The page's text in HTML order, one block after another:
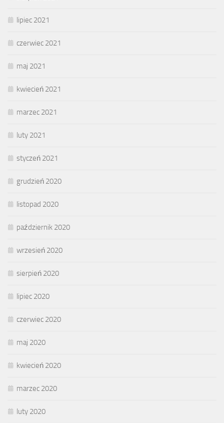
lipiec 2021
czerwiec 2021
maj 2021
kwiecień 2021
marzec 2021
luty 2021
styczeń 2021
grudzień 2020
listopad 2020
październik 2020
wrzesień 2020
sierpień 2020
lipiec 2020
czerwiec 2020
maj 2020
kwiecień 2020
marzec 2020
luty 2020